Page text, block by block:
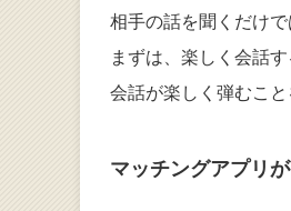
相手の話を聞くだけ
まずは、楽しく会話
会話が楽しく弾むこと
マッチングアプリ